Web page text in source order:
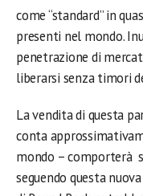
come “standard” in
presenti nel mondo.
penetrazione di
liberarsi senza timori
La vendita di questa
conta
mondo – comporterà
seguendo questa